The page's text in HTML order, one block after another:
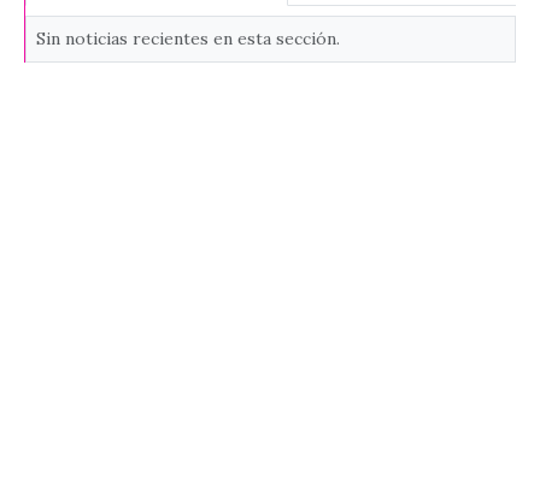
Sin noticias recientes en esta sección.